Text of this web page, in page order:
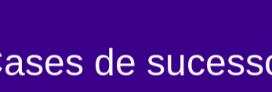
de
especializados (26%)
favoritas (24%)